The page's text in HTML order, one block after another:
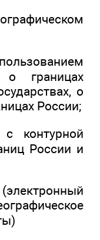
о границах
о
России;
с контурной
России и